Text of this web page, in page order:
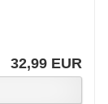
32,99 EUR